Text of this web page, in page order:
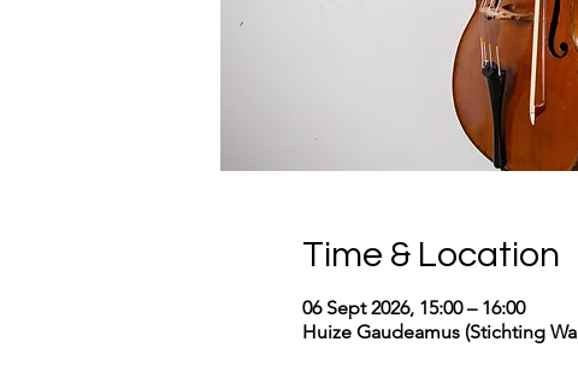
Time & Location
06 Sept 2026, 15:00 – 16:00
Huize Gaudeamus (Stichting